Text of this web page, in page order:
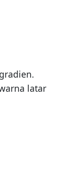
latar